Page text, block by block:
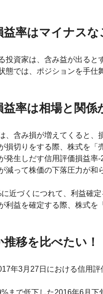
率はマイナスな
投資家は、含み益が出ると
態では、ポジションを手
率は相場と関係
、含み損が増えてくると、
損切りをする際、株式を
発生しだす信用評価損益
減って株価の下落圧力が和
近づくにつれて、利益確定
利益を確定する際、株式
移を比べたい！
年3月27日における信用
まで低下した2016年6月